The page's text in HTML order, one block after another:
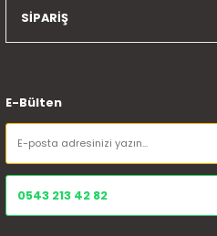
SİPARİŞ
E-Bülten
0543 213 42 82